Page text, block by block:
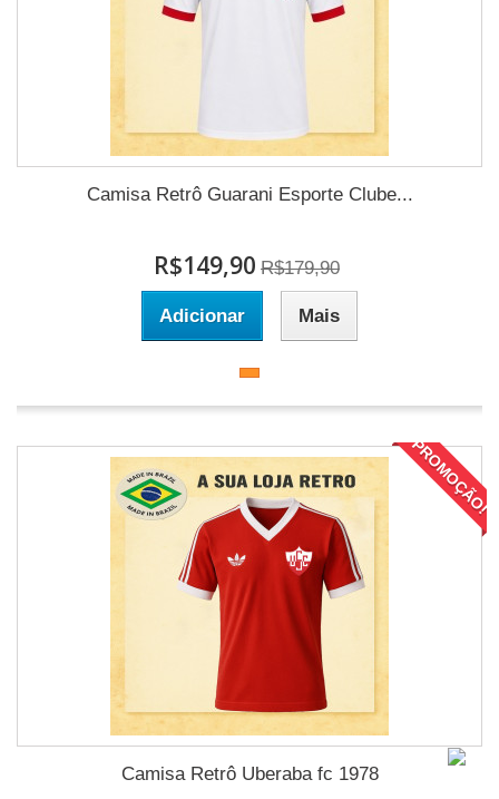
Camisa Retrô Guarani Esporte Clube...
R$149,90 R$179,90
Adicionar Mais
PROMOÇÃO!
Camisa Retrô Uberaba fc 1978